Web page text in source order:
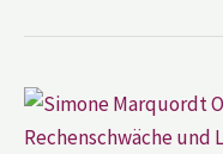
Simone
Marquordt
–